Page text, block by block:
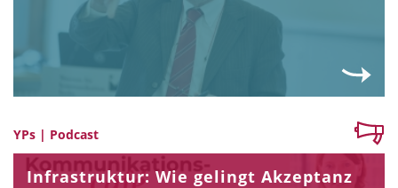
YPs | Podcast
Infrastruktur: Wie gelingt Akzeptanz